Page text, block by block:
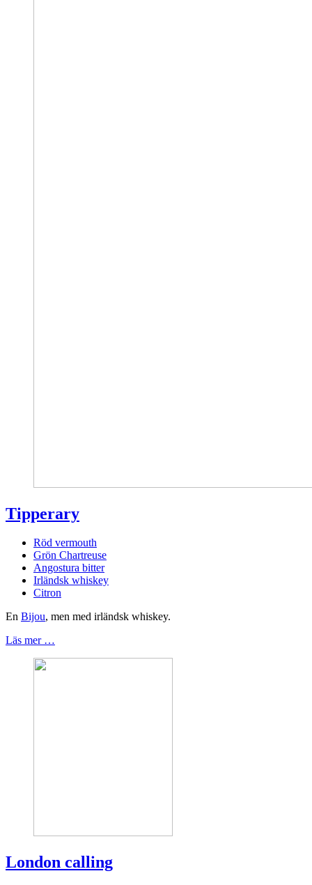
Tipperary
Röd vermouth
Grön Chartreuse
Angostura bitter
Irländsk whiskey
Citron
En Bijou, men med irländsk whiskey.
Läs mer …
London calling